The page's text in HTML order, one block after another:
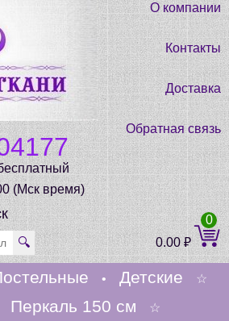
(Мск время)
О компании
Контакты
Доставка
Обратная связь
🔍 0.00₽
0
• Детские ☆
Перкаль 150 см ☆